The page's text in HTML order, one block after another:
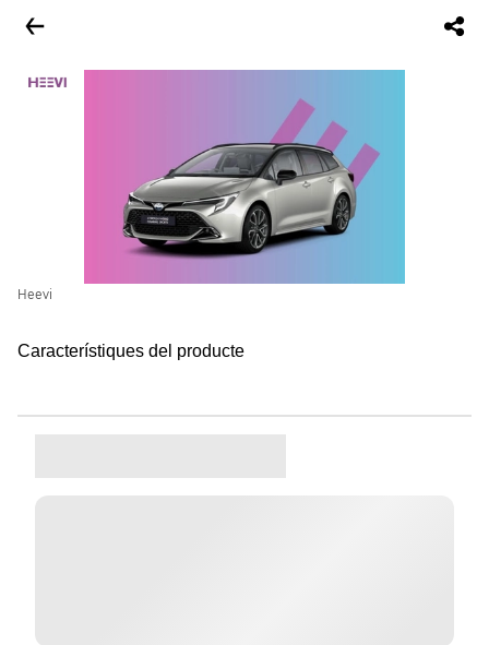
Heevi
Característiques del producte